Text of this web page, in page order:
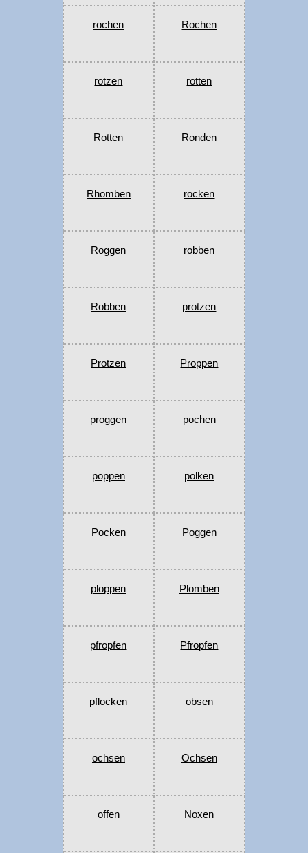
rochen Rochen
rotzen rotten
Rotten Ronden
Rhomben rocken
Roggen robben
Robben protzen
Protzen Proppen
proggen pochen
poppen polken
Pocken Poggen
ploppen Plomben
pfropfen Pfropfen
pflocken obsen
ochsen Ochsen
offen Noxen